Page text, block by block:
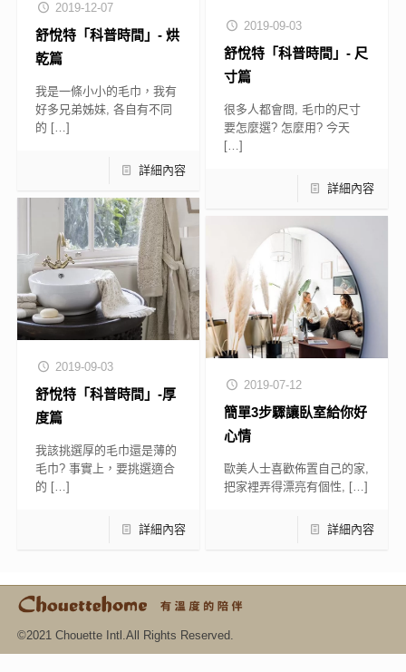
2019-12-07
舒悅特「科普時間」- 烘
乾篇
我是一條小小的毛巾，我有
好多兄弟姊妹, 各自有不同
的 […]
詳細內容
2019-09-03
舒悅特「科普時間」- 尺
寸篇
很多人都會問, 毛巾的尺寸
要怎麼選? 怎麼用? 今天
[…]
詳細內容
2019-09-03
舒悅特「科普時間」-厚
度篇
我該挑選厚的毛巾還是薄的
毛巾? 事實上，要挑選適合
的 […]
詳細內容
2019-07-12
簡單3步驟讓臥室給你好
心情
歐美人士喜歡佈置自己的家,
把家裡弄得漂亮有個性,
[…]
詳細內容
©2021 Chouette Intl.All Rights Reserved.